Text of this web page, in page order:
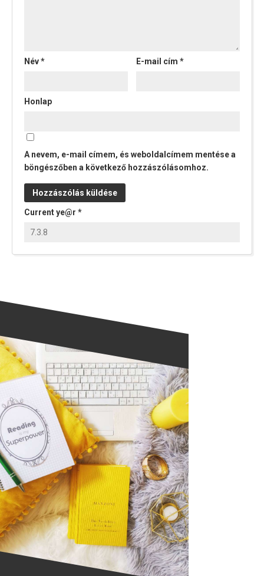
Név* E-mail cím*
Honlap
A nevem, e-mail címem, és weboldalcímem mentése a
böngészőben a következő hozzászólásomhoz.
Current ye@r *